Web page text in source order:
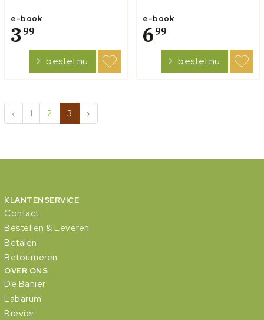
inbrekers op heterdaad
betrappen,
achtervolgingen door de
smalste straatjes van de
stad, of relletjes op straat
en in huis … De auteur
e-book
3 99
bestel nu
boek worden veel
herkenbare
opvoedingsvragen
auteurs, afkomstig uit het
onderwijs en de
e-book
6 99
bestel nu
‹ 1 2 3 ›
KLANTENSERVICE
Contact
Bestellen & Leveren
Betalen
Retourneren
OVER ONS
De Banier
Labarum
Brevier